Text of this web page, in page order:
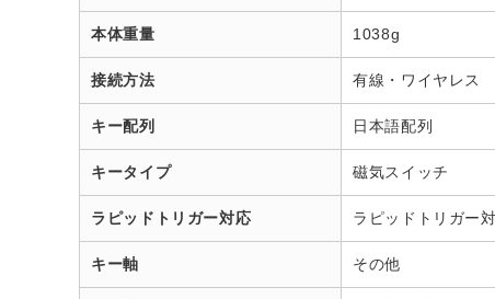
本体重量 1038g
接続方法 有線・ワイヤレス
キー配列 日本語配列
キータイプ 磁気スイッチ
ラピッドトリガー対応 ラピッドトリガー
キー軸 その他